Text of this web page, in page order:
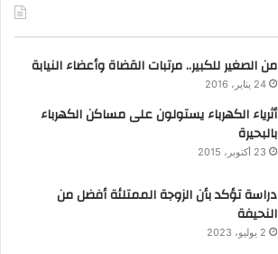
من الصغير للكبير.. مرتبات القضاة وأعضاء النيابة
24 يناير، 2016
أثرياء الكهرباء يستولون على مساكن الكهرباء
بالبحيرة
23 أكتوبر، 2015
دراسة تؤكد بأن الزوجة الممتلئة أفضل من
النحيفة
2 يوليو، 2023